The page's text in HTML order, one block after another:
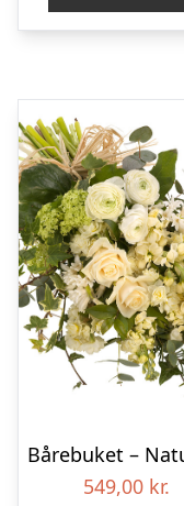
549,00 kr.